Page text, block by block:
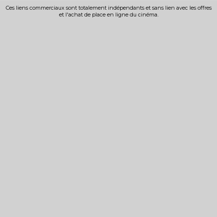
Ces liens commerciaux sont totalement indépendants et sans lien avec les offres
et l'achat de place en ligne du cinéma.